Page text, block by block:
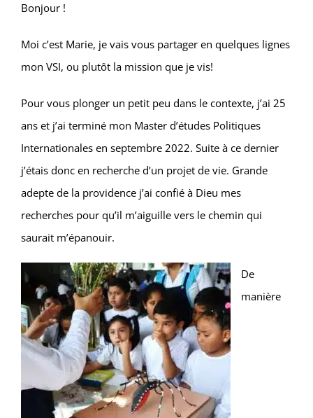
Bonjour !
Moi c’est Marie, je vais vous partager en quelques lignes
mon VSI, ou plutôt la mission que je vis!
Pour vous plonger un petit peu dans le contexte, j’ai 25
ans et j’ai terminé mon Master d’études Politiques
Internationales en septembre 2022. Suite à ce dernier
j’étais donc en recherche d’un projet de vie. Grande
adepte de la providence j’ai confié à Dieu mes
recherches pour qu’il m’aiguille vers le chemin qui
saurait m’épanouir.
De
manière